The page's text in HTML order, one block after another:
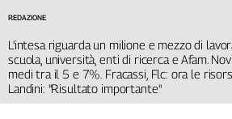
L'intesa riguarda un milione e mezzo di
scuola, università, enti di ricerca e Afam.
medi tra il 5 e 7%. Fracassi, Flc: ora le
Landini: "Risultato importante"
REDAZIONE